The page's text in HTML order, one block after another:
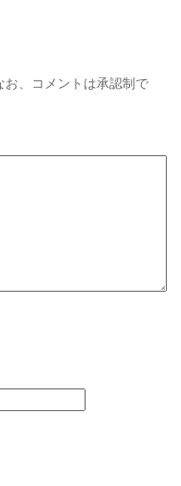
お、コメントは承認制で